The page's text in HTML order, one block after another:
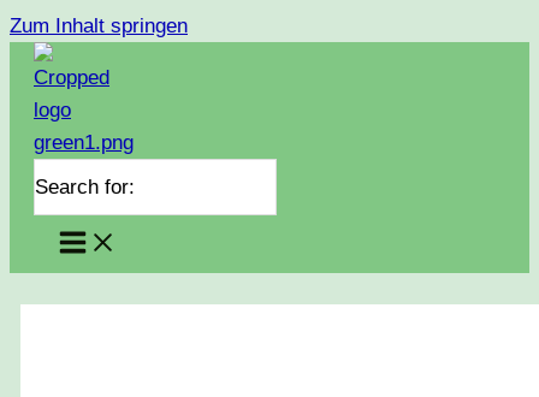
Zum Inhalt springen
Search for: